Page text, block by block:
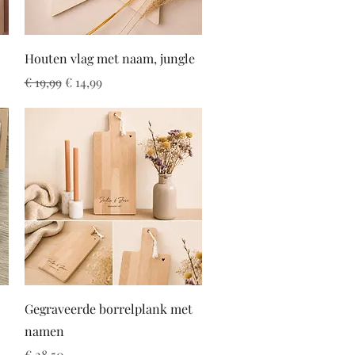
Snel overzicht
Houten vlag met naam, jungle
Normale prijs
€ 19,99 Verkoopprijs
€ 14,99
Snel overzicht
Gegraveerde borrelplank met
namen